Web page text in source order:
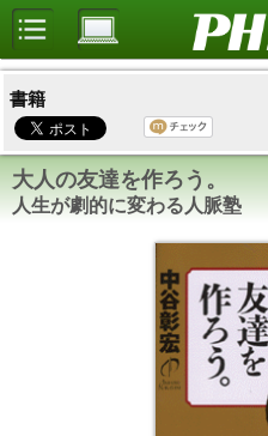
書籍
大人の友達を作ろう。
人生が劇的に変わる人脈塾